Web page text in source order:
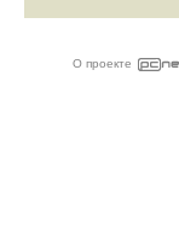
О проекте